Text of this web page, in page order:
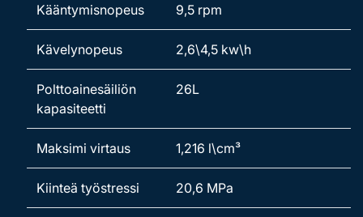
Kääntymisnopeus 9,5 rpm
Kävelynopeus 2,6\4,5 kw\h
Polttoainesäiliön
kapasiteetti
26L
Maksimi virtaus 1,216 l\cm³
Kiinteä työstressi 20,6 MPa